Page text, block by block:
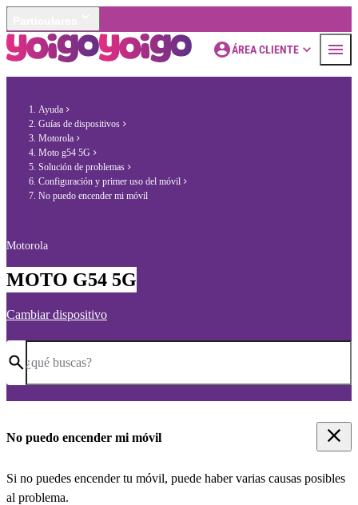
ÁREA CLIENTE
Ayuda
Guías de dispositivos
Motorola
Moto g54 5G
Solución de problemas
Configuración y primer uso del móvil
No puedo encender mi móvil
Motorola
MOTO G54 5G
Cambiar dispositivo
¿qué buscas?
No puedo encender mi móvil
Si no puedes encender tu móvil, puede haber varias causas posibles
al problema.